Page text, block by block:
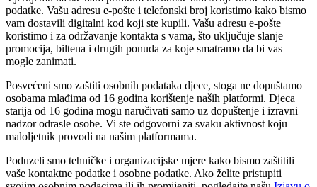
podatke. Vašu adresu e-pošte i telefonski broj koristimo kako bismo
vam dostavili digitalni kod koji ste kupili. Vašu adresu e-pošte
koristimo i za održavanje kontakta s vama, što uključuje slanje
promocija, biltena i drugih ponuda za koje smatramo da bi vas
mogle zanimati.
Posvećeni smo zaštiti osobnih podataka djece, stoga ne dopuštamo
osobama mlađima od 16 godina korištenje naših platformi. Djeca
starija od 16 godina mogu naručivati ​​samo uz dopuštenje i izravni
nadzor odrasle osobe. Vi ste odgovorni za svaku aktivnost koju
maloljetnik provodi na našim platformama.
Poduzeli smo tehničke i organizacijske mjere kako bismo zaštitili
vaše kontaktne podatke i osobne podatke. Ako želite pristupiti